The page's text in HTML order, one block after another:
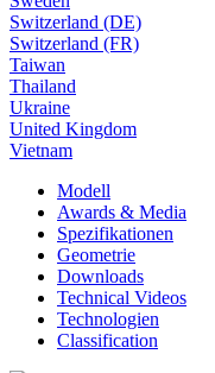
Switzerland (DE)
Switzerland (FR)
Taiwan
Thailand
Ukraine
United Kingdom
Vietnam
Modell
Awards & Media
Spezifikationen
Geometrie
Downloads
Technical Videos
Technologien
Classification